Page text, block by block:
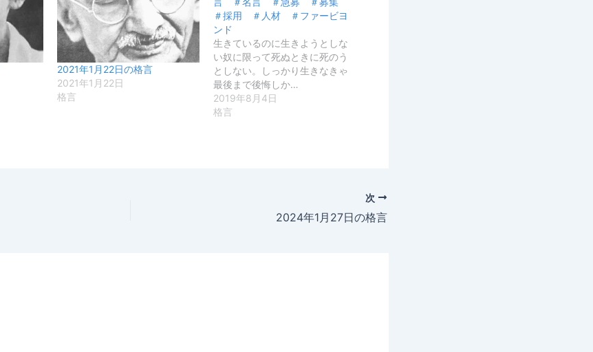
2021年1月22日の格言
2021年1月22日
格言
＃採用 ＃人材 ＃ファービヨ
ンド
生きているのに生きようとしな
い奴に限って死ぬときに死のう
としない。しっかり生きなきゃ
最後まで後悔しか…
2019年8月4日
格言
次
2024年1月27日の格言